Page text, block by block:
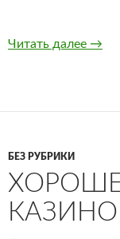
Читать далее Как
→
БЕЗ РУБРИКИ
КАЗИНО